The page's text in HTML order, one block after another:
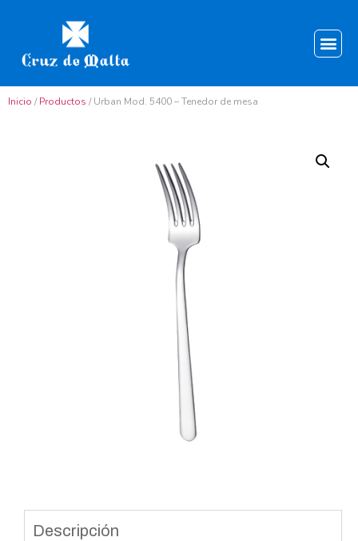
Inicio /Productos / Urban Mod. 5400 – Tenedor de mesa
Descripción